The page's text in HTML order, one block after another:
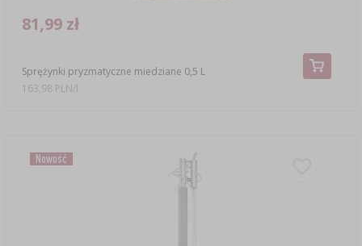
Sprężynki pryzmatyczne miedziane 0,5 L
81,99 zł
163,98 PLN/l
Nowość